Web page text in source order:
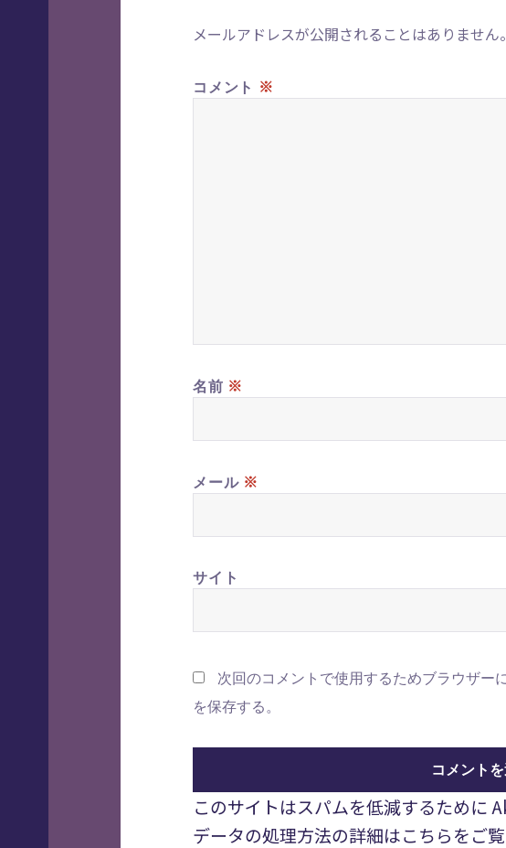
メールアドレスが公開されることはありません。
コメント ※
名前 ※
メール ※
サイト
次回のコメントで使用するためブラウザー
を保存する。
このサイトはスパムを低減するために
データの処理方法の詳細はこちらをご